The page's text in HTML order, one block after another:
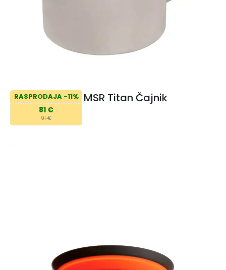
RASPRODAJA -11%
81 €
91 €
MSR Titan Čajnik